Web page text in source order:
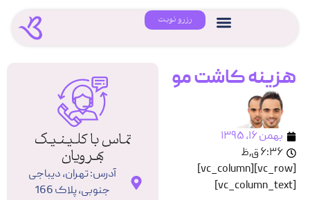
رزرو نوبت
هزینه کاشت مو
بهمن ۱۶, ۱۳۹۵
۶:۳۶ ق٫ظ
[vc_row][vc_column]
[vc_column_text]
تماس با کلینیک
بهرویان
آدرس: تهران، دیباجی
جنوبی، پلاک 166